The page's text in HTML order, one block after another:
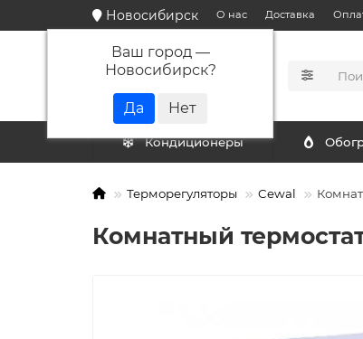
Новосибирск
Ваш город —
Новосибирск?
О нас Доставка
КАТАЛОГ
Кондиционеры
Терморегуляторы Cewal
Комнатный